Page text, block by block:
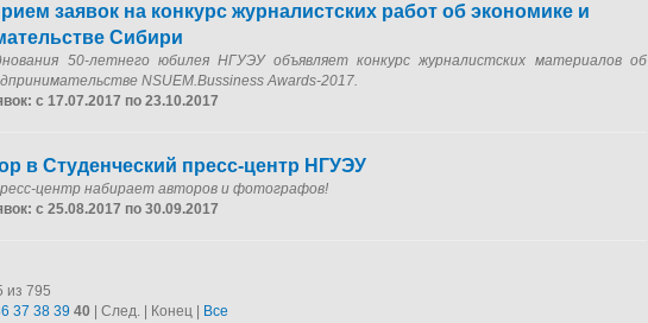
заявок на конкурс журналистских работ об экономике и
Сибири
50-летнего юбилея НГУЭУ объявляет конкурс журналистских материалов об
NSUEM.Bussiness Awards-2017.
с 17.07.2017 по 23.10.2017
в Студенческий пресс-центр НГУЭУ
центр набирает авторов и фотографов!
с 25.08.2017 по 30.09.2017
из 795
37 38 39 40 | След. | Конец Все